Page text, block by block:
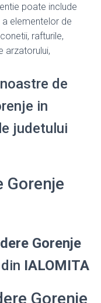
poate include
elementelor de
rafturile,
arzatorului,
de
in
judetului
Gorenje
Gorenje
IALOMITA
Gorenje